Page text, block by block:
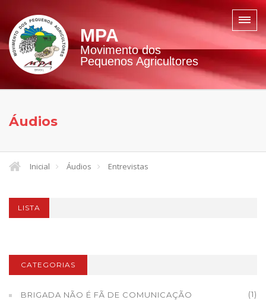
MPA
Movimento dos
Pequenos Agricultores
Áudios
Inicial Áudios Entrevistas
LISTA
CATEGORIAS
BRIGADA NÃO É FÃ DE COMUNICAÇÃO (1)